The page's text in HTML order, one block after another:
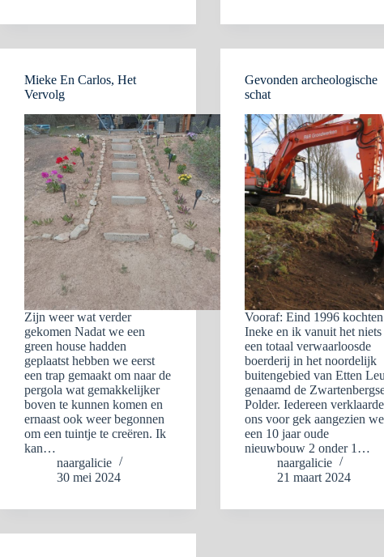
Mieke En Carlos, Het
Vervolg
Zijn weer wat verder
gekomen Nadat we een
green house hadden
geplaatst hebben we eerst
een trap gemaakt om naar de
pergola wat gemakkelijker
boven te kunnen komen en
ernaast ook weer begonnen
om een tuintje te creëren. Ik
kan…
naargalicie
30 mei 2024
Gevonden archeologische
schat
Vooraf: Eind 1996 kochten
Ineke en ik vanuit het niets
een totaal verwaarloosde
boerderij in het noordelijk
buitengebied van Etten
genaamd de
Polder. Iedereen verklaarde
ons voor gek aangezien we
een 10 jaar oude
nieuwbouw 2 onder 1…
naargalicie
21 maart 2024